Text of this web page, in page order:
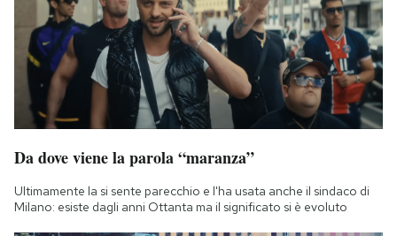
Da dove viene la parola “maranza”
Ultimamente la si sente parecchio e l'ha usata anche il sindaco di
Milano: esiste dagli anni Ottanta ma il significato si è evoluto